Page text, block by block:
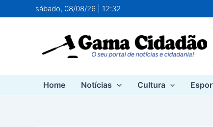
para
sábado, 08/08/26 | 12:32
Home Notícias Cultura